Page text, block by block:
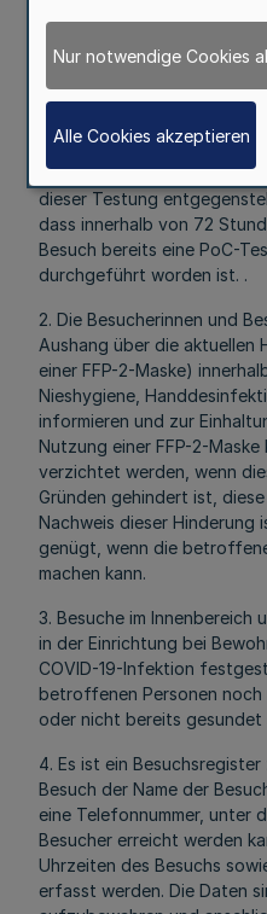
Einrichtung der Zutritt zu
ebenfalls zu versagen,
wird und dieser positiv
potentielle Besucherin oder
Zutritt zu verweigern,
glaubhaft gemacht werden
dieser Testung
dass innerhalb von 72
Besuch bereits eine PoC-
durchgeführt worden ist. .
2. Die Besucherinnen und
Aushang über die aktuellen
einer FFP-2-Maske)
Nieshygiene,
informieren und zur
Nutzung einer FFP-2-
verzichtet werden, wenn
Gründen gehindert ist,
Nachweis dieser Hinderung
genügt, wenn die
machen kann.
3. Besuche im Innenbereich
in der Einrichtung bei
COVID-19-Infektion
betroffenen Personen
oder nicht bereits gesundet
4. Es ist ein
Besuch der Name der
eine Telefonnummer, unter
Besucher erreicht werden
Uhrzeiten des Besuchs
erfasst werden. Die Daten
Nur notwendige Cookies
Alle Cookies akzeptieren